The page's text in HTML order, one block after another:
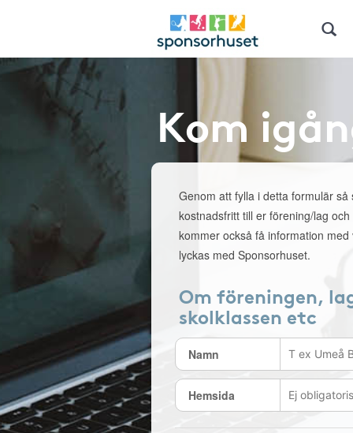
Kom
Genom att fylla i detta formulär så
kostnadsfritt till er förening/lag
kommer också få information
lyckas med Sponsorhuset.
Om föreningen,
skolklassen etc
Namn
Hemsida